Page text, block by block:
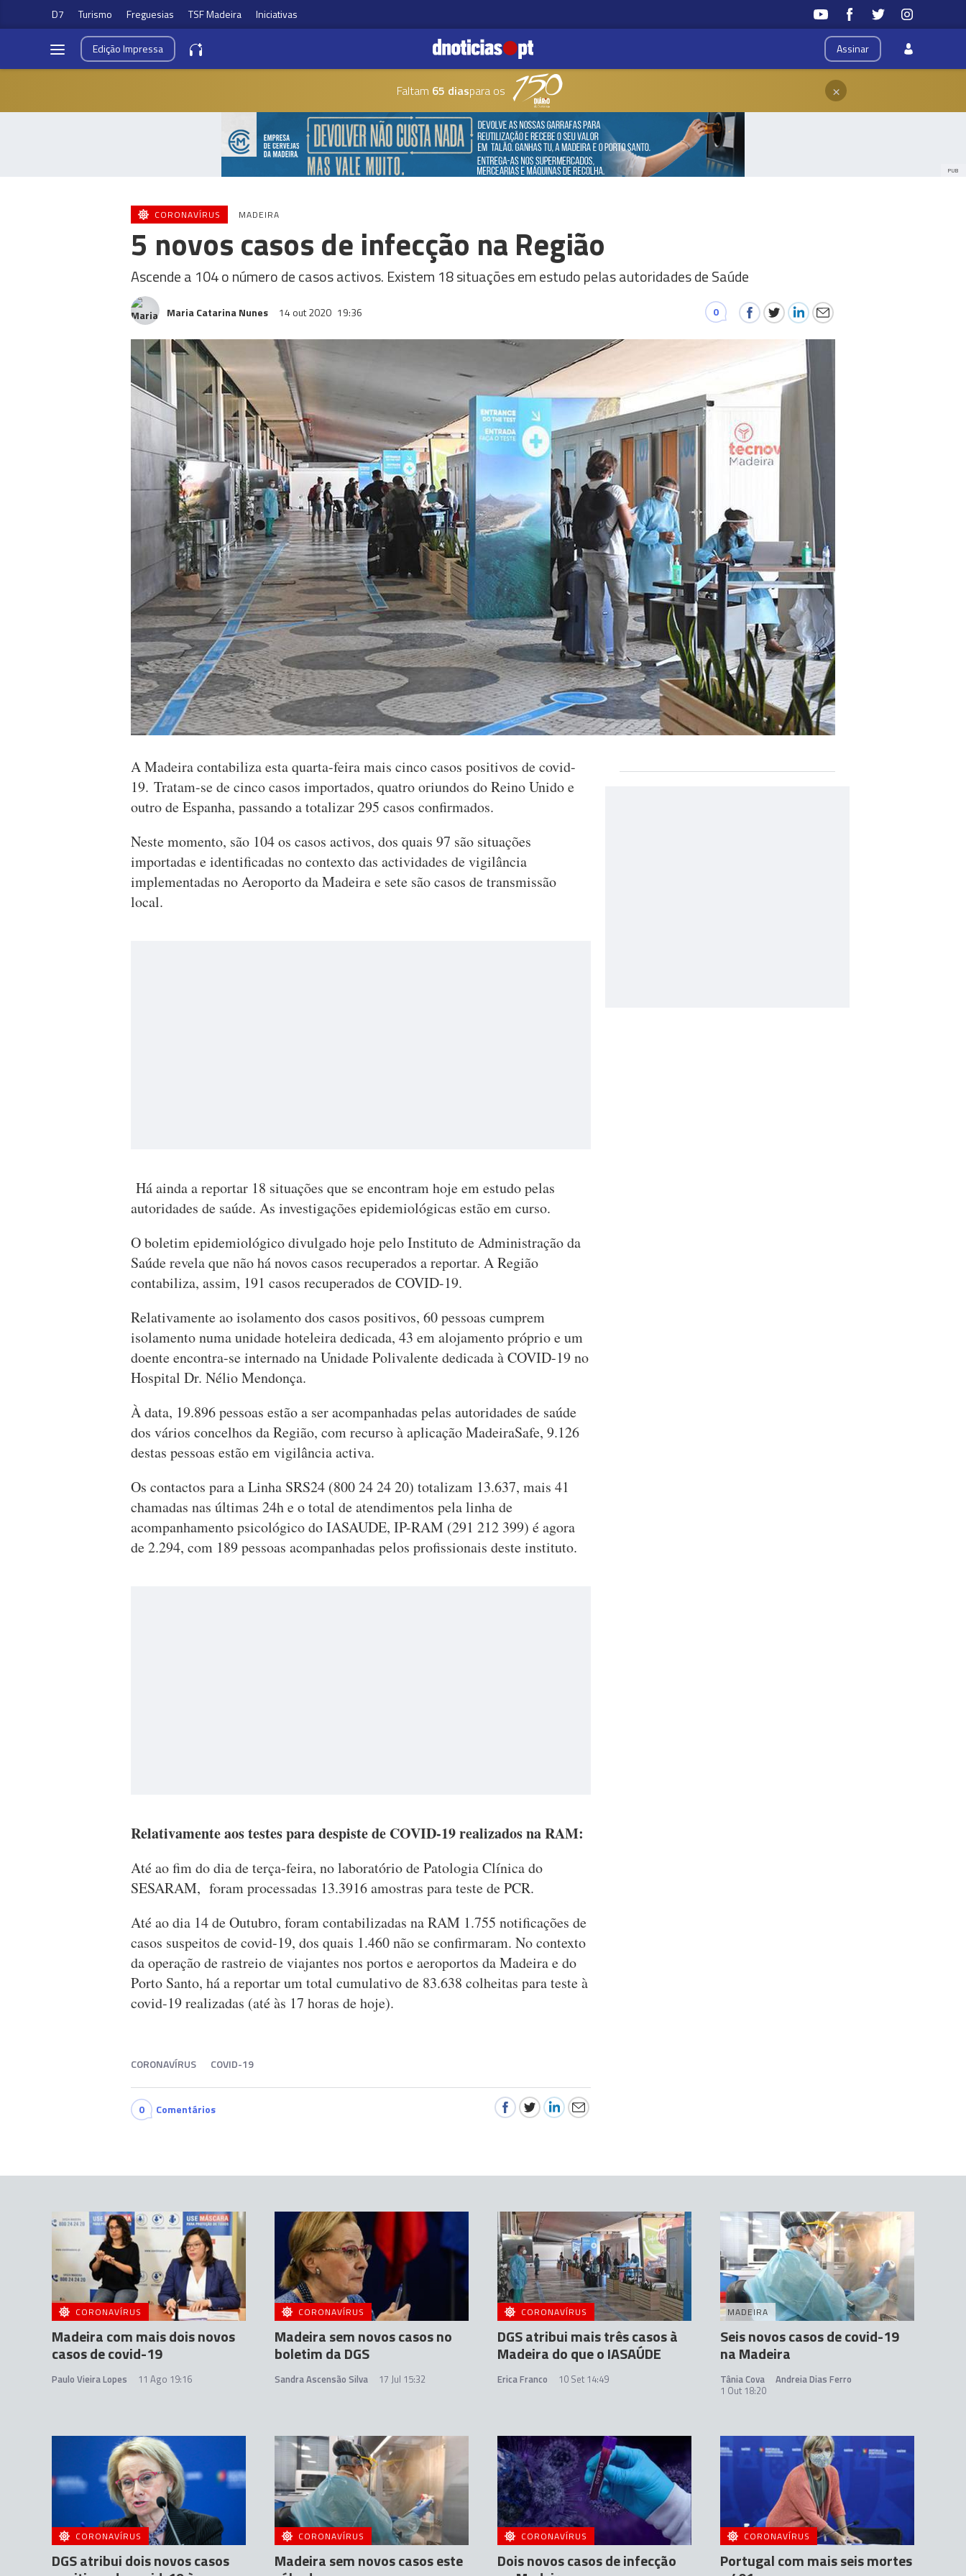
D7 Turismo Freguesias TSF Madeira Iniciativas
Assinar
EdiçãoImpressa
Faltam 65 diaspara os ×
PUB
CORONAVÍRUS MADEIRA
5 novos casos de infecção na Região
Ascende a 104 o número de casos activos. Existem 18 situações em estudo pelas autoridades de Saúde
Maria Catarina Nunes 14 out 2020 19:36 0
A Madeira contabiliza esta quarta-feira mais cinco casos positivos de covid-
19. Tratam-se de cinco casos importados, quatro oriundos do Reino Unido e
outro de Espanha, passando a totalizar 295 casos confirmados.
Neste momento, são 104 os casos activos, dos quais 97 são situações
importadas e identificadas no contexto das actividades de vigilância
implementadas no Aeroporto da Madeira e sete são casos de transmissão
local.
Há ainda a reportar 18 situações que se encontram hoje em estudo pelas
autoridades de saúde. As investigações epidemiológicas estão em curso.
O boletim epidemiológico divulgado hoje pelo Instituto de Administração da
Saúde revela que não há novos casos recuperados a reportar. A Região
contabiliza, assim, 191 casos recuperados de COVID-19.
Relativamente ao isolamento dos casos positivos, 60 pessoas cumprem
isolamento numa unidade hoteleira dedicada, 43 em alojamento próprio e um
doente encontra-se internado na Unidade Polivalente dedicada à COVID-19 no
Hospital Dr. Nélio Mendonça.
À data, 19.896 pessoas estão a ser acompanhadas pelas autoridades de saúde
dos vários concelhos da Região, com recurso à aplicação MadeiraSafe, 9.126
destas pessoas estão em vigilância activa.
Os contactos para a Linha SRS24 (800 24 24 20) totalizam 13.637, mais 41
chamadas nas últimas 24h e o total de atendimentos pela linha de
acompanhamento psicológico do IASAUDE, IP-RAM (291 212 399) é agora
de 2.294, com 189 pessoas acompanhadas pelos profissionais deste instituto.
Relativamente aos testes para despiste de COVID-19 realizados na RAM:
Até ao fim do dia de terça-feira, no laboratório de Patologia Clínica do
SESARAM, foram processadas 13.3916 amostras para teste de PCR.
Até ao dia 14 de Outubro, foram contabilizadas na RAM 1.755 notificações de
casos suspeitos de covid-19, dos quais 1.460 não se confirmaram. No contexto
da operação de rastreio de viajantes nos portos e aeroportos da Madeira e do
Porto Santo, há a reportar um total cumulativo de 83.638 colheitas para teste à
covid-19 realizadas (até às 17 horas de hoje).
CORONAVÍRUS COVID-19
0 Comentários
CORONAVÍRUS
Madeira com mais dois novos
casos de covid-19
Paulo Vieira Lopes 11 Ago 19:16
CORONAVÍRUS
Madeira sem novos casos no
boletim da DGS
Sandra Ascensão Silva 17 Jul 15:32
CORONAVÍRUS
DGS atribui mais três casos à
Madeira do que o IASAÚDE
Erica Franco 10 Set 14:49
MADEIRA
Seis novos casos de covid-19
na Madeira
Tânia Cova
Andreia Dias Ferro
1 Out 18:20
CORONAVÍRUS
DGS atribui dois novos casos
CORONAVÍRUS
Madeira sem novos casos este
CORONAVÍRUS
Dois novos casos de infecção
CORONAVÍRUS
Portugal com mais seis mortes